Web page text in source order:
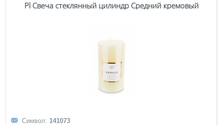
Pl Свеча стеклянный цилиндр Средний кремовый
Символ: 141073